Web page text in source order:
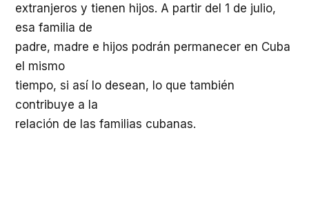
extranjeros y tienen hijos. A partir del 1 de julio,
esa familia de
padre, madre e hijos podrán permanecer en Cuba
el mismo
tiempo, si así lo desean, lo que también
contribuye a la
relación de las familias cubanas.